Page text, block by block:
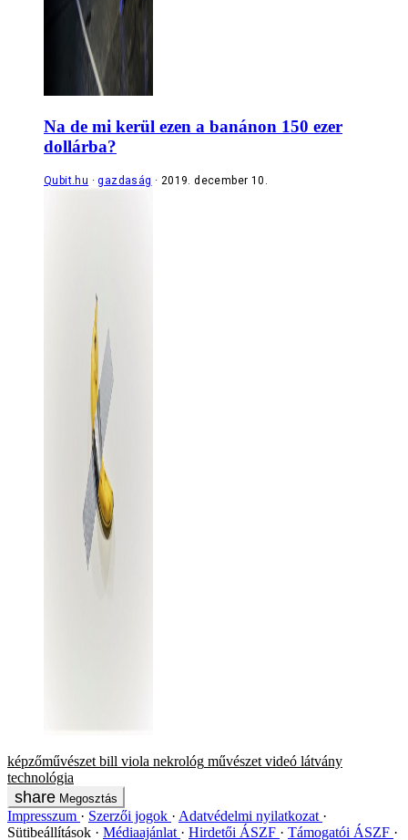
Na de mi kerül ezen a banánon 150 ezer
dollárba?
Qubit.hu gazdaság 2019. december 10.
képzőművészet bill viola nekrológ művészet videó látvány
technológia
Megosztás
Impresszum Szerzői jogok
Adatvédelmi nyilatkozat
Sütibeállítások
Médiaajánlat Hirdetői ÁSZF
Támogatói ÁSZF